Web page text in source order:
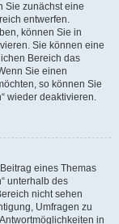
Sie zunächst eine
entwerfen.
können Sie in
Sie können eine
Bereich das
Sie einen
so können Sie
wieder deaktivieren.
eines Themas
unterhalb des
nicht sehen
Umfragen zu
in